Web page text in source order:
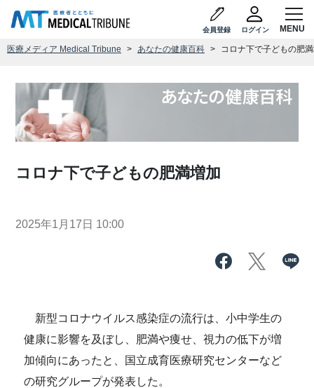
会員登録 ログイン
医療メディア Medical Tribune あなたの健康百科 コロナ下で子どもの肥
コロナ下で子どもの肥満増加
2025年1月17日 10:00
新型コロナウイルス感染症の流行は、小中学生の
健康に影響を及ぼし、肥満や痩せ、視力の低下が増
加傾向にあったと、国立成育医療研究センターなど
の研究グループが発表した。